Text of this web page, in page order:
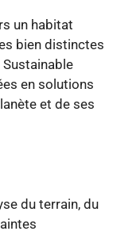
un habitat
bien distinctes
en solutions
et de ses
du terrain, du